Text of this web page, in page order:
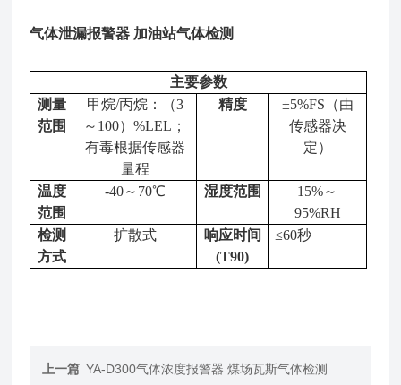
气体泄漏报警器 加油站气体检测
主要参数
测量
范围
甲烷/丙烷：（3
～100）%LEL；
有毒根据传感器
量程
精度
±5%FS（由
传感器决
定）
温度
范围
-40～70℃ 湿度范围
15%～
95%RH
检测
方式
扩散式
响应时间
(T90)
≤60秒
上一篇 YA-D300气体浓度报警器 煤场瓦斯气体检测